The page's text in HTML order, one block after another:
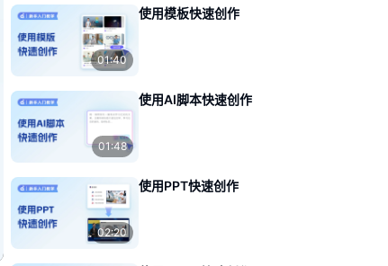
01:40
使用模板快速创作
01:48
使用AI脚本快速创作
02:20
使用PPT快速创作